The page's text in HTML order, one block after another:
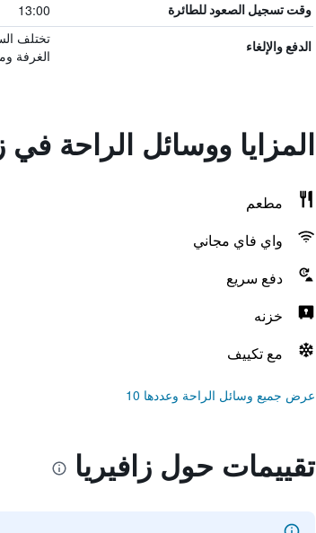
وقت تسجيل الصعود للطائرة 13:00
الدفع والإلغاء
تختلف
الغرفة
المزايا ووسائل الراحة في
مطعم
واي فاي مجاني
دفع سريع
خزنه
مع تكييف
عرض جميع وسائل الراحة وعددها 10
تقييمات حول زافيريا